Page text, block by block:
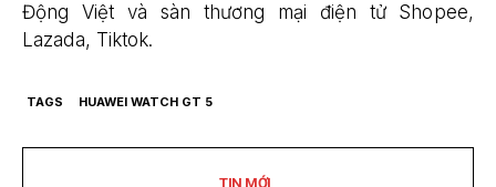
Động Việt và sàn thương mại điện tử Shopee,
Lazada, Tiktok.
TAGS HUAWEI WATCH GT 5
TIN MỚI